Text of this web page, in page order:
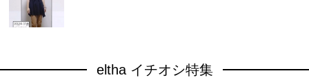
eltha イチオシ特集